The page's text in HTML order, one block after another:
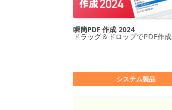
瞬簡PDF 作成 2024
ドラッグ＆ドロップでPDF作成
システム製品